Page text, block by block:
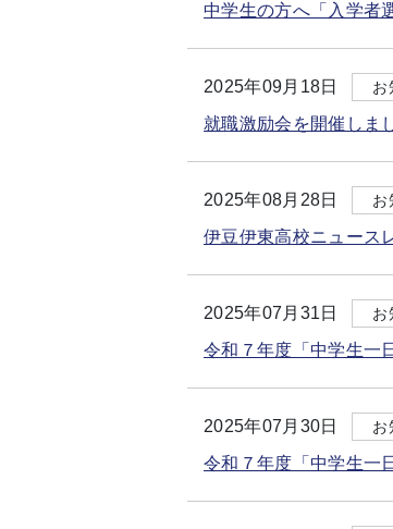
中学生の方へ「入学者
2025年09月18日 お
就職激励会を開催しま
2025年08月28日 お
伊豆伊東高校ニュース
2025年07月31日 お
令和７年度「中学生一
2025年07月30日 お
令和７年度「中学生一